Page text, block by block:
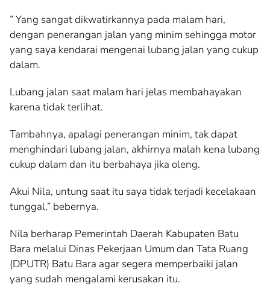
” Yang sangat dikwatirkannya pada malam hari,
dengan penerangan jalan yang minim sehingga motor
yang saya kendarai mengenai lubang jalan yang cukup
dalam.
Lubang jalan saat malam hari jelas membahayakan
karena tidak terlihat.
Tambahnya, apalagi penerangan minim, tak dapat
menghindari lubang jalan, akhirnya malah kena lubang
cukup dalam dan itu berbahaya jika oleng.
Akui Nila, untung saat itu saya tidak terjadi kecelakaan
tunggal,” bebernya.
Nila berharap Pemerintah Daerah Kabupaten Batu
Bara melalui Dinas Pekerjaan Umum dan Tata Ruang
(DPUTR) Batu Bara agar segera memperbaiki jalan
yang sudah mengalami kerusakan itu.